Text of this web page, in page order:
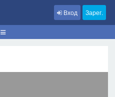
Вход Зарег.